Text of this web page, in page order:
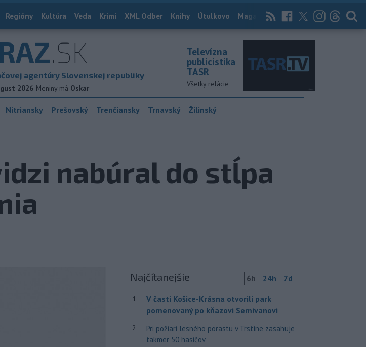
Regióny Kultúra Veda Krimi XML Odber Knihy Útulkovo Magazín News Now Archív
.SK
agentúry Slovenskej republiky
2026 Meniny má Oskar
Televízna
publicistika
TASR
Všetky relácie
Nitriansky Prešovský Trenčiansky Trnavský Žilinský
nabúral do stĺpa
Najčítanejšie 6h 24h 7d
1
V časti Košice-Krásna otvorili park
pomenovaný po kňazovi Semivanovi
2
Pri požiari lesného porastu v Trstíne zasahuje
takmer 50 hasičov